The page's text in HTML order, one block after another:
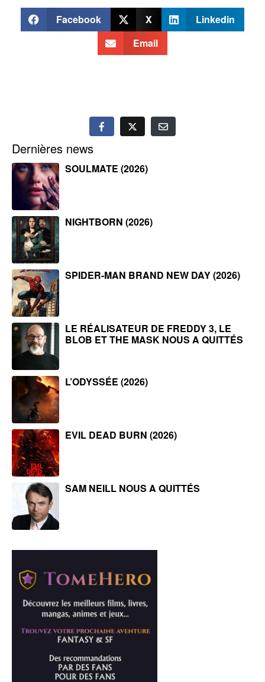
Facebook X
Linkedin
Email
Dernières news
SOULMATE (2026)
NIGHTBORN (2026)
SPIDER-MAN BRAND NEW DAY (2026)
LE RÉALISATEUR DE FREDDY 3, LE
BLOB ET THE MASK NOUS A QUITTÉS
L’ODYSSÉE (2026)
EVIL DEAD BURN (2026)
SAM NEILL NOUS A QUITTÉS